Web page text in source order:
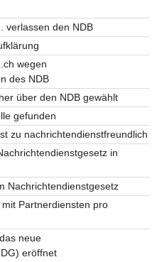
verlassen den NDB
wegen
des NDB
über den NDB gewählt
gefunden
zu nachrichtendienstfreundlich
in
Nachrichtendienstgesetz
Partnerdiensten pro
neue
eröffnet